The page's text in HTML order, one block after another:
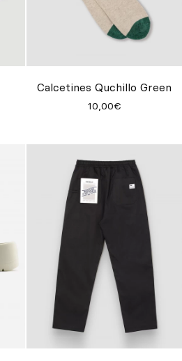
Calcetines Quchillo Green
10,00€